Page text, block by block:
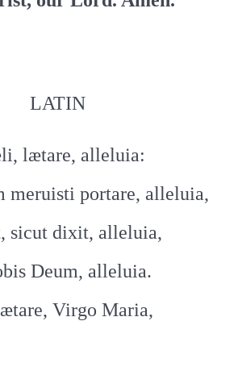
LATIN
lætare, alleluia:
meruisti portare, alleluia,
sicut dixit, alleluia,
Deum, alleluia.
Virgo Maria,